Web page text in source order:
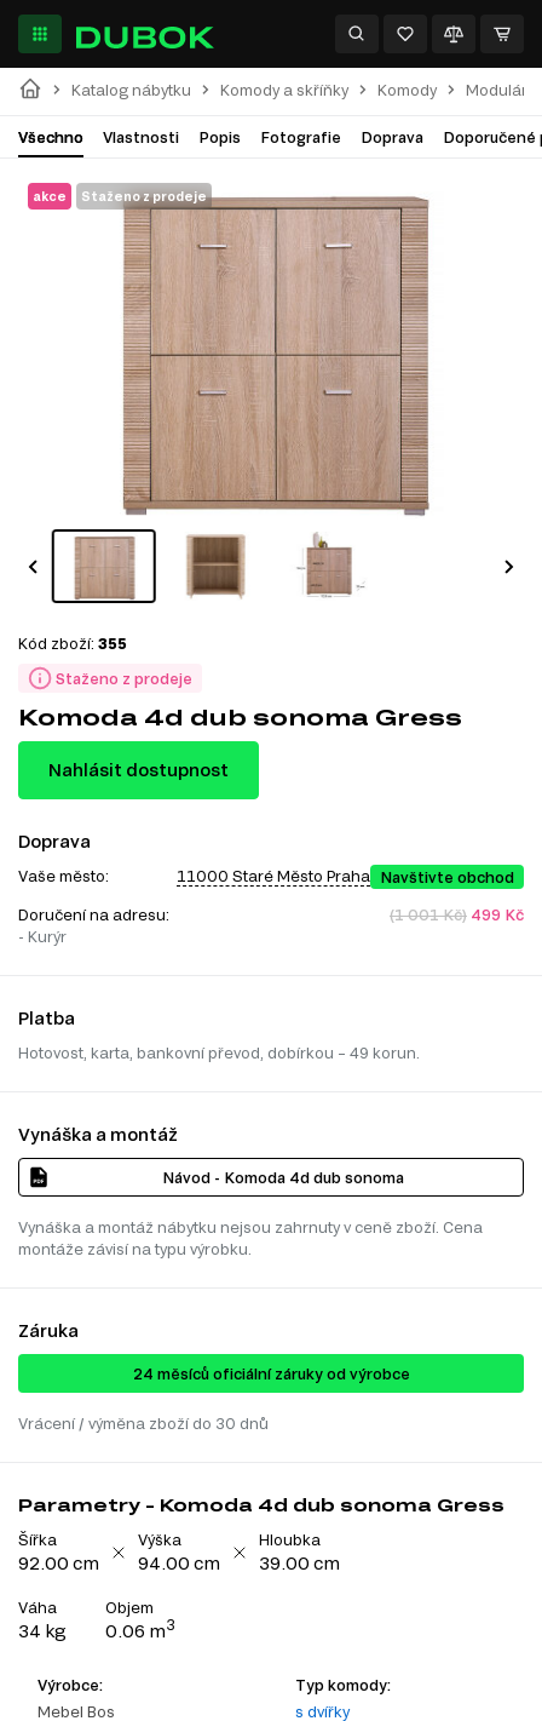
Katalog nábytku Komody a skříňky Komody
Všechno Vlastnosti Popis Fotografie Doprava Doporučené
akce Staženo z prodeje
Staženo z prodeje
Kód zboží: 355
Komoda 4d dub sonoma Gress
Nahlásit dostupnost
Doprava
Vaše město: 11000 Staré Město Praha Navštivte obchod
Doručení na adresu:
- Kurýr
(1 001 Kč) 499 Kč
Platba
Hotovost, karta, bankovní převod, dobírkou – 49 korun.
Vynáška a montáž
Návod - Komoda 4d dub sonoma
Vynáška a montáž nábytku nejsou zahrnuty v ceně zboží. Cena
montáže závisí na typu výrobku.
Záruka
24 ​​​​měsíců oficiální záruky od výrobce
Vrácení / výměna zboží do 30 dnů
Parametry - Komoda 4d dub sonoma Gress
Šířka
92.00 cm
Výška
94.00 cm
Hloubka
39.00 cm
Váha
34 kg
Objem
0.06 m3
Výrobce:
Mebel Bos
Typ komody:
s dvířky